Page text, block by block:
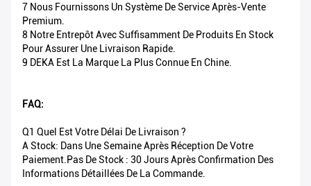
7 Nous Fournissons Un Système De Service Après-Vente
Premium.
8 Notre Entrepôt Avec Suffisamment De Produits En Stock
Pour Assurer Une Livraison Rapide.
9 DEKA Est La Marque La Plus Connue En Chine.
FAQ:
Q1 Quel Est Votre Délai De Livraison ?
A Stock: Dans Une Semaine Après Réception De Votre
Paiement.Pas De Stock : 30 Jours Après Confirmation Des
Informations Détaillées De La Commande.